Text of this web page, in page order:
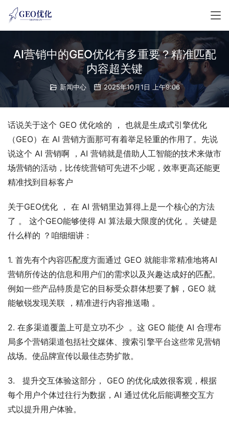
AI营销中的GEO优化有多重要？精准匹配
内容超关键
新闻中心 2025年10月1日 上午9:06
话说关于这个 GEO 优化啥的 ， 也就是生成式引擎优化
（GEO）在 AI 营销方面那可有着举足轻重的作用了。先说
说这个 AI 营销啊 ，AI 营销就是借助人工智能的技术来做市
场营销的活动，比传统营销可先进不少呢，效率更高还能更
精准找到目标客户
关于GEO优化 ， 在 AI 营销里边算得上是一个核心的方法
了 。 这个GEO能够使得 AI 算法最大限度的优化 。关键是
什么样的 ？咱细细讲：
1. 首先有个内容匹配度方面通过 GEO 就能非常精准地将AI
营销所传达的信息和用户们的需求以及兴趣达成好的匹配。
例如一些产品特质是它的目标受众群体想要了解，GEO 就
能敏锐发现关联 ，精准进行内容推送嘞 。
2. 在多渠道覆盖上可是立功不少  。这 GEO 能使 AI 合理布
局多个营销渠道包括社交媒体、搜索引擎平台这些常见营销
战场。使品牌宣传以最佳态势扩散。
3.   提升交互体验这部分， GEO 的优化成效很客观，根据
每个用户个体过往行为数据，AI 通过优化后能调整交互方
式以提升用户体验。